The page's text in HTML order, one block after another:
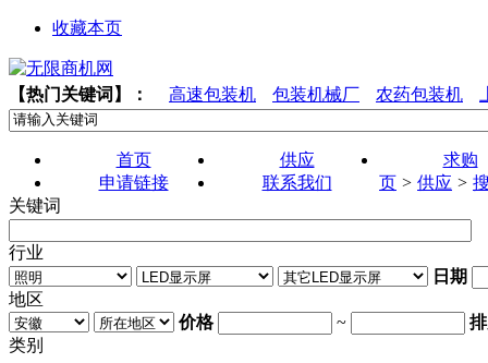
收藏本页
【热门关键词】： 高速包装机 包装机械厂 农药包装机
首页 供应
求购
申请链接
联系我们 页 > 供应 >
关键词
行业
日期
地区
价格
~
类别